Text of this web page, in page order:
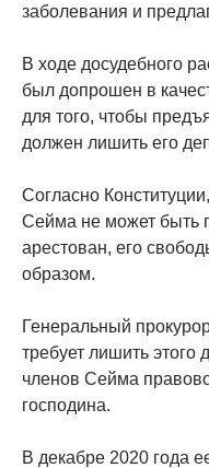
заболевания и
В ходе досудебного
был допрошен в
для того, чтобы
должен лишить его
Согласно
Сейма не может быть
арестован, его
образом.
Генеральный
требует лишить
членов Сейма
господина.
В декабре 2020 года